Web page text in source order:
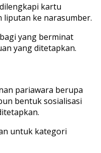
dilengkapi kartu
liputan ke narasumber.
yang berminat
yang ditetapkan.
pariawara berupa
bentuk sosialisasi
untuk kategori